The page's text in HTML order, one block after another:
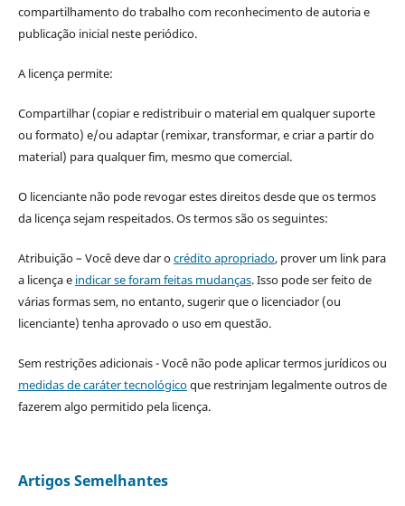
compartilhamento do trabalho com reconhecimento de autoria e
publicação inicial neste periódico.
A licença permite:
Compartilhar (copiar e redistribuir o material em qualquer suporte
ou formato) e/ou adaptar (remixar, transformar, e criar a partir do
material) para qualquer fim, mesmo que comercial.
O licenciante não pode revogar estes direitos desde que os termos
da licença sejam respeitados. Os termos são os seguintes:
Atribuição – Você deve dar ocrédito apropriado, prover um link para
a licença e indicar se foram feitas mudanças. Isso pode ser feito de
várias formas sem, no entanto, sugerir que o licenciador (ou
licenciante) tenha aprovado o uso em questão.
Sem restrições adicionais - Você não pode aplicar termos jurídicos ou
medidas de caráter tecnológicoque restrinjam legalmente outros de
fazerem algo permitido pela licença.
Artigos Semelhantes